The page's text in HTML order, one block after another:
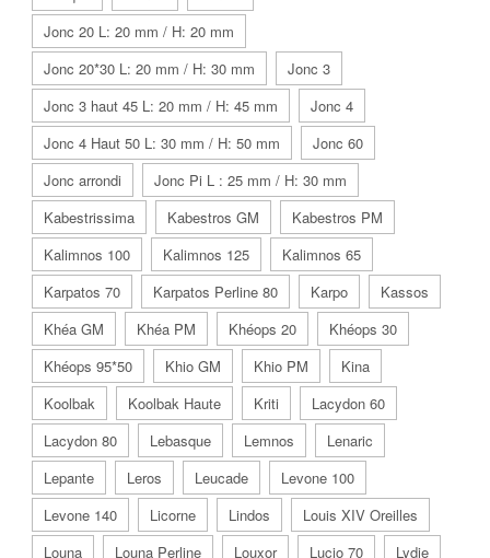
Jonc 20 L: 20 mm / H: 20 mm
Jonc 20*30 L: 20 mm / H: 30 mm
Jonc 3
Jonc 3 haut 45 L: 20 mm / H: 45 mm
Jonc 4
Jonc 4 Haut 50 L: 30 mm / H: 50 mm
Jonc 60
Jonc arrondi
Jonc Pi L : 25 mm / H: 30 mm
Kabestrissima
Kabestros GM
Kabestros PM
Kalimnos 100
Kalimnos 125
Kalimnos 65
Karpatos 70
Karpatos Perline 80 Karpo
Kassos
Khéa GM
Khéa PM Khéops 20
Khéops 30
Khéops 95*50
Khio GM Khio PM
Kina
Koolbak
Koolbak Haute Kriti
Lacydon 60
Lacydon 80
Lebasque Lemnos
Lenaric
Lepante
Leros Leucade
Levone 100
Levone 140
Licorne Lindos
Louis XIV Oreilles
Louna
Louna Perline Louxor Lucio 70
Lydie